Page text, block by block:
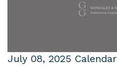
July 08, 2025 Calendar